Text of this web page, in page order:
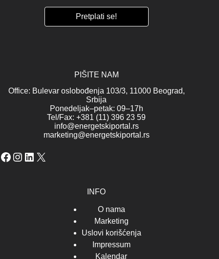
PIŠITE NAM
Office: Bulevar oslobođenja 103/3, 11000 Beograd,
Srbija
Ponedeljak–petak: 09–17h
Tel/Fax: +381 (11) 396 23 59
info@energetskiportal.rs
marketing@energetskiportal.rs
Facebook
Instagram
LinkedIn
X
INFO
O nama
Marketing
Uslovi korišćenja
Impressum
Kalendar